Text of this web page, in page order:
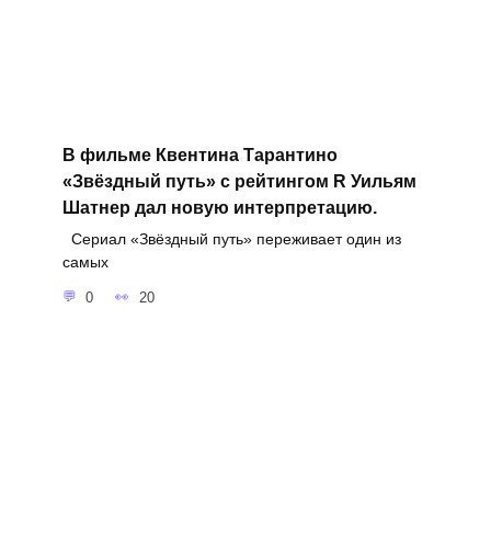
В фильме Квентина Тарантино
«Звёздный путь» с рейтингом R Уильям
Шатнер дал новую интерпретацию.
Сериал «Звёздный путь» переживает один из
самых
0 20